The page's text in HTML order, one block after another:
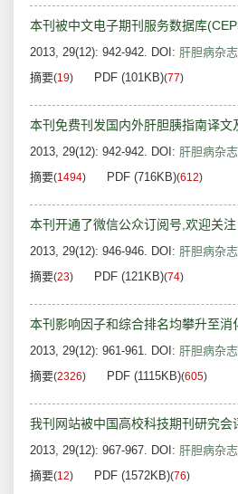
本刊被中文电子期刊服务数据库
2013, 29(12): 942-942. DOI: 肝胆病杂
摘要(19) PDF (101KB)(77)
本刊免费刊发国内外肝胆胰指南译文
2013, 29(12): 942-942. DOI: 肝胆病杂
摘要(1494) PDF (716KB)(612)
本刊开通了微信公众订阅号,欢迎关注
2013, 29(12): 946-946. DOI: 肝胆病杂
摘要(23) PDF (121KB)(74)
本刊影响因子和综合排名均攀升至消
2013, 29(12): 961-961. DOI: 肝胆病杂
摘要(2326) PDF (1115KB)(605)
我刊网站被中国高校科技期刊研究会
2013, 29(12): 967-967. DOI: 肝胆病杂
摘要(12) PDF (1572KB)(76)